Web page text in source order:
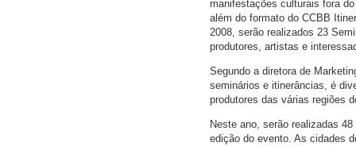
manifestações culturais fora
além do formato do CCBB
2008, serão realizados 23
produtores, artistas e
Segundo a diretora de
seminários e itinerâncias, é
produtores das várias regiões
Neste ano, serão realizadas
edição do evento. As cidades